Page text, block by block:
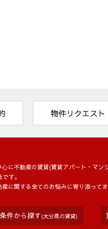
物件リクエスト
に不動産の賃貸(賃貸アパート・マン
す。
に関する全てのお悩みに寄り添ってま
条件から探す(大分県の賃貸)